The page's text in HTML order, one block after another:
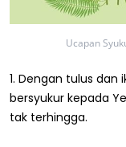
Ucapan
1. Dengan tulus dan
bersyukur kepada
tak terhingga.